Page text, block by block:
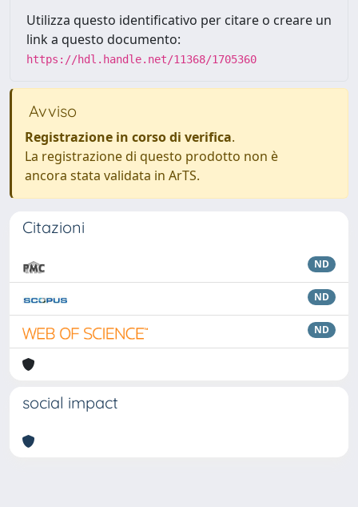
Utilizza questo identificativo per citare o creare un
link a questo documento:
https://hdl.handle.net/11368/1705360
Avviso
Registrazione in corso di verifica.
La registrazione di questo prodotto non è
ancora stata validata in ArTS.
Citazioni
ND
ND
ND
social impact